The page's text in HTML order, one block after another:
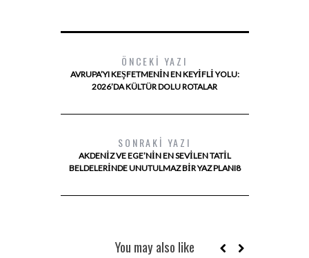
ÖNCEKI YAZI
AVRUPA’YI KEŞFETMENIN EN KEYIFLI YOLU:
2026’DA KÜLTÜR DOLU ROTALAR
SONRAKI YAZI
AKDENIZ VE EGE’NIN EN SEVILEN TATIL
BELDELERINDE UNUTULMAZ BIR YAZ PLANI8
You may also like